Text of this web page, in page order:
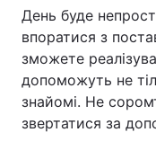
Тема оформлення
День буде
впоратися з
зможете
допоможуть не
знайомі. Не
звертатися за